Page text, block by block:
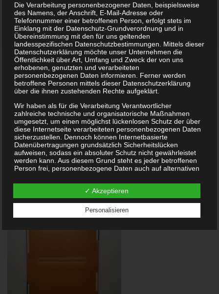
The Flying Field, An
Exhibition of Abstract
Art
curated by Anne Schreiber and Sarah Alexander
Opening: Saturday, December 9. 6pm
Wilhelmsaue 32, 10713 Berlin
Die Verarbeitung personenbezogener Daten, beispielsweise
des Namens, der Anschrift, E-Mail-Adresse oder
Telefonnummer einer betroffenen Person, erfolgt stets im
Einklang mit der Datenschutz-Grundverordnung und in
Übereinstimmung mit den für uns geltenden
landesspezifischen Datenschutzbestimmungen. Mittels dieser
Datenschutzerklärung möchte unser Unternehmen die
Öffentlichkeit über Art, Umfang und Zweck der von uns
erhobenen, genutzten und verarbeiteten
personenbezogenen Daten informieren. Ferner werden
betroffene Personen mittels dieser Datenschutzerklärung
über die ihnen zustehenden Rechte aufgeklärt.
Wir haben als für die Verarbeitung Verantwortlicher
zahlreiche technische und organisatorische Maßnahmen
umgesetzt, um einen möglichst lückenlosen Schutz der über
diese Internetseite verarbeiteten personenbezogenen Daten
sicherzustellen. Dennoch können Internetbasierte
Datenübertragungen grundsätzlich Sicherheitslücken
aufweisen, sodass ein absoluter Schutz nicht gewährleistet
werden kann. Aus diesem Grund steht es jeder betroffenen
Person frei, personenbezogene Daten auch auf alternativen
Begriffsbestimmungen
Die Datenschutzerklärung beruht auf den Begrifflichkeiten,
die durch den Europäischen Richtlinien- und
Verordnungsgeber beim Erlass der Datenschutz-
Wir verwenden in dieser Datenschutzerklärung unter
✓ Akzeptieren
Personalisieren